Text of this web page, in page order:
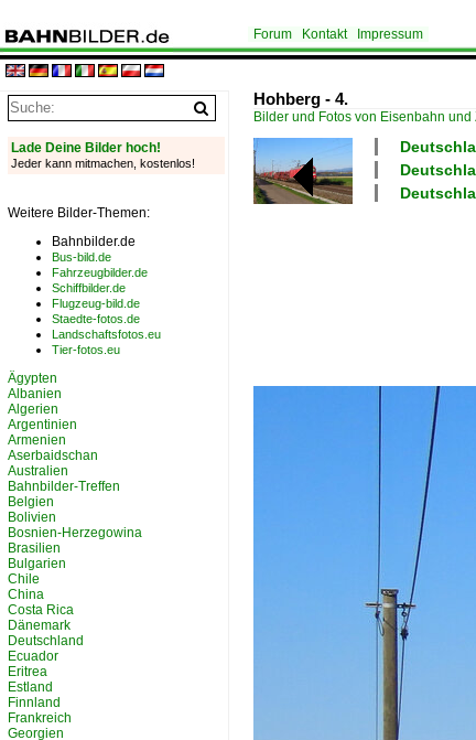
Forum Kontakt Impressum
Hohberg - 4.
Bilder und Fotos von Eisenbahn und
Lade Deine Bilder hoch!
Jeder kann mitmachen, kostenlos!
Weitere Bilder-Themen:
Bahnbilder.de
Bus-bild.de
Fahrzeugbilder.de
Schiffbilder.de
Flugzeug-bild.de
Staedte-fotos.de
Landschaftsfotos.eu
Tier-fotos.eu
Ägypten
Albanien
Algerien
Argentinien
Armenien
Aserbaidschan
Australien
Bahnbilder-Treffen
Belgien
Bolivien
Bosnien-Herzegowina
Brasilien
Bulgarien
Chile
China
Costa Rica
Dänemark
Deutschland
Ecuador
Eritrea
Estland
Finnland
Frankreich
Georgien